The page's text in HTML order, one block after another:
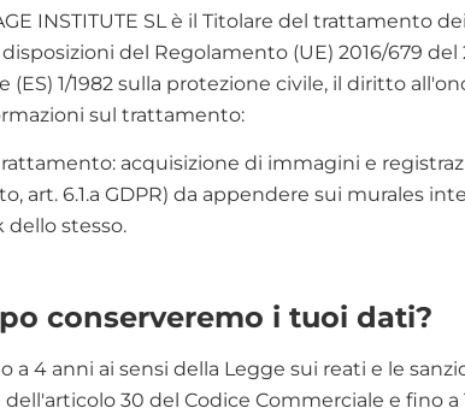
INSTITUTE SL è il Titolare del
del Regolamento (UE) 2016/679 del
(ES) 1/1982 sulla protezione civile, il diritto
sul trattamento:
acquisizione di immagini e
art. 6.1.a GDPR) da appendere sui murales
dello stesso.
conserveremo i tuoi dati?
a 4 anni ai sensi della Legge sui reati e le
dell'articolo 30 del Codice Commerciale e fino